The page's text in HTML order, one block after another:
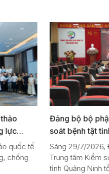
Đảng bộ bộ phận Trung
soát bệnh tật tỉnh Quảng
theo dõi Hội nghị toàn
triệt, triển khai thực hiện
quyết Hội nghị lần thứ ba
Sáng 29/7/2026, Đảng bộ bộ
Trung tâm Kiểm soát bệnh tật
tỉnh Quảng Ninh tổ chức cho